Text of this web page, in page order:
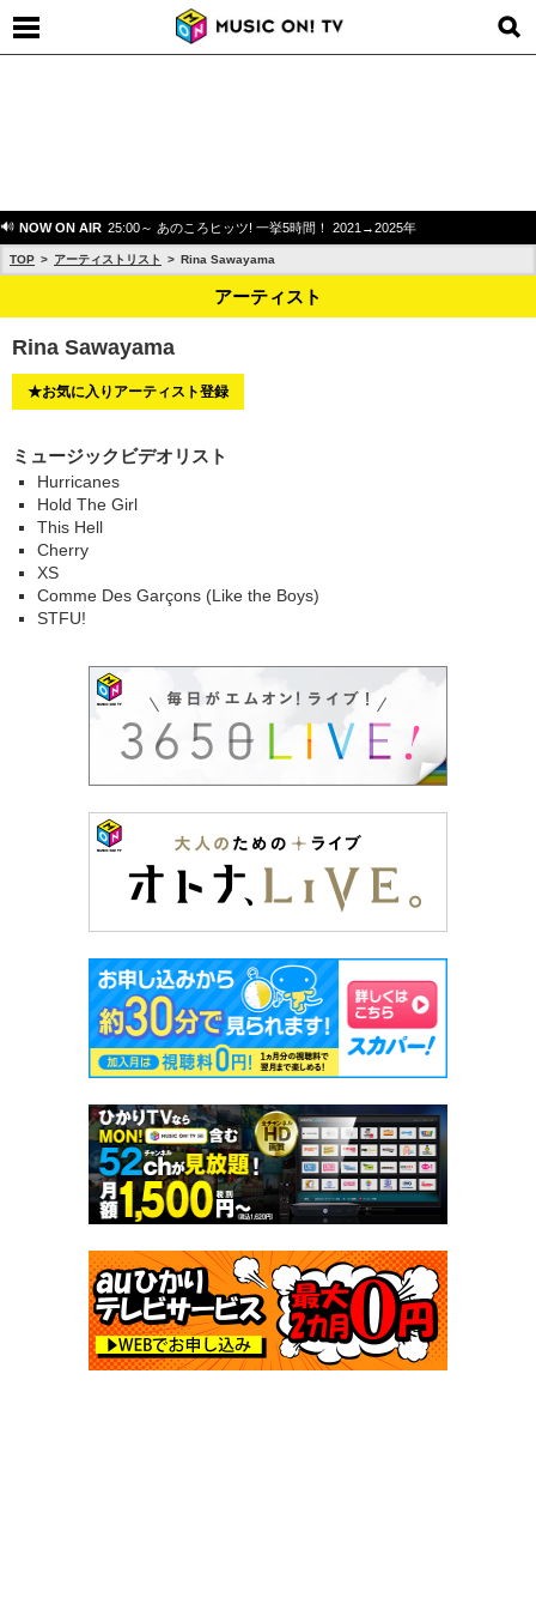
NOW ON AIR 25:00～ あのころヒッツ! 一挙5時間！ 2021→2025年
TOP アーティストリスト Rina Sawayama
アーティスト
Rina Sawayama
★お気に入りアーティスト登録
ミュージックビデオリスト
Hurricanes
Hold The Girl
This Hell
Cherry
XS
Comme Des Garçons (Like the Boys)
STFU!